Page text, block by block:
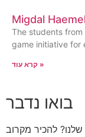
Migdal
The students
game initiative for
קרא עוד »
בואו נדבר
להכיר מקרוב